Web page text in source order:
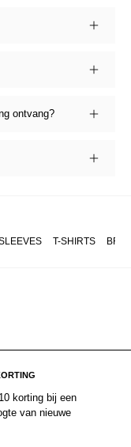
ontvang?
T-SHIRTS
korting bij een
van nieuwe